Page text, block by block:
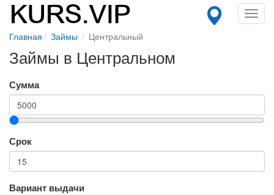
Главная Займы Центральный
Займы в Центральном
Сумма
Срок
Вариант выдачи